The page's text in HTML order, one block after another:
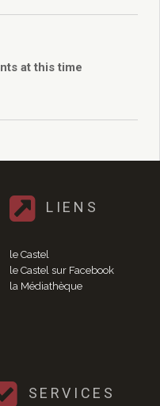
at this time
LIENS
le Castel
le Castel sur Facebook
la Médiathèque
SERVICES